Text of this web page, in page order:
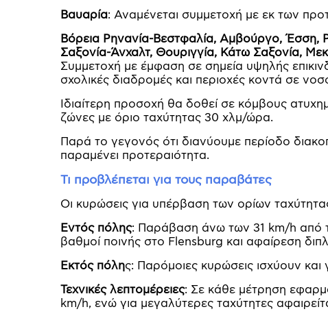
Βαυαρία: Αναμένεται συμμετοχή με εκ των
Βόρεια Ρηνανία-Βεστφαλία, Αμβούργο, Έσση,
Σαξονία-Άνχαλτ, Θουριγγία, Κάτω Σαξονία,
Συμμετοχή με έμφαση σε σημεία υψηλής
σχολικές διαδρομές και περιοχές κοντά σε
Ιδιαίτερη προσοχή θα δοθεί σε κόμβους
ζώνες με όριο ταχύτητας 30 χλμ/ώρα.
Παρά το γεγονός ότι διανύουμε περίοδο
παραμένει προτεραιότητα.
Τι προβλέπεται για τους παραβάτες
Οι κυρώσεις για υπέρβαση των ορίων
Εντός πόλης: Παράβαση άνω των 31 km/h από
βαθμοί ποινής στο Flensburg και αφαίρεση
Εκτός πόλης: Παρόμοιες κυρώσεις ισχύουν και
Τεχνικές λεπτομέρειες: Σε κάθε μέτρηση
km/h, ενώ για μεγαλύτερες ταχύτητες